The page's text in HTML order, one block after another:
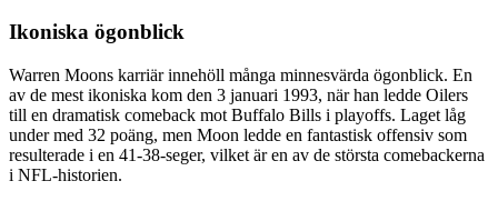
Ikoniska ögonblick
Warren Moons karriär innehöll många minnesvärda ögonblick. En
av de mest ikoniska kom den 3 januari 1993, när han ledde Oilers
till en dramatisk comeback mot Buffalo Bills i playoffs. Laget låg
under med 32 poäng, men Moon ledde en fantastisk offensiv som
resulterade i en 41-38-seger, vilket är en av de största comebackerna
i NFL-historien.